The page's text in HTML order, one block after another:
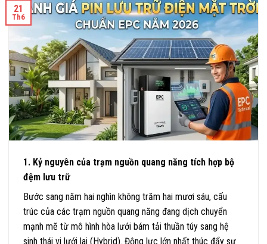
21
Th6
1. Kỷ nguyên của trạm nguồn quang năng tích hợp bộ
đệm lưu trữ
Bước sang năm hai nghìn không trăm hai mươi sáu, cấu
trúc của các trạm nguồn quang năng đang dịch chuyển
mạnh mẽ từ mô hình hòa lưới bám tải thuần túy sang hệ
sinh thái vi lưới lai (Hybrid). Động lực lớn nhất thúc đẩy sự